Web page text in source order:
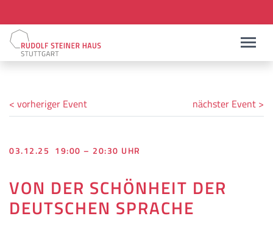
< vorheriger Event nächster Event >
03.12.25 19:00 – 20:30 UHR
VON DER SCHÖNHEIT DER
DEUTSCHEN SPRACHE